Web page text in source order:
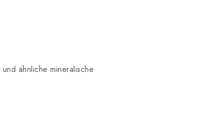
ähnliche mineralische